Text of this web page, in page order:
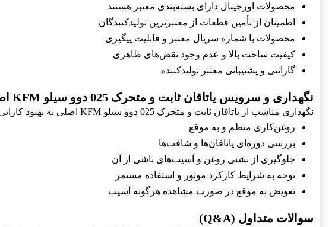
محصولات اورجینال دارای بسته‌بندی معتبر هستند
اطمینان از تأمین قطعات از معتبرترین تولیدکنندگان
محصولات با شماره سریال معتبر و قابلیت پیگیری
کیفیت ساخت بالا و عدم وجود نقص‌های ظاهری
گارانتی و پشتیبانی معتبر تولیدکننده
نگهداری و سرویس یاتاقان ثابت و متحرک 025 دوو سیلو KFM اصلی
نگهداری مناسب از یاتاقان ثابت و متحرک 025 دوو سیلو KFM اصلی به بهبود کارایی و طول عمر آن کمک می‌کند:
روغن‌کاری منظم و به موقع
بررسی دوره‌ای یاتاقان‌ها و شافت‌ها
جلوگیری از نشتی روغن و آسیب‌های ناشی از آن
توجه به شرایط کارکرد موتور و استفاده مستمر
تعویض به موقع در صورت مشاهده هرگونه آسیب
سوالات متداول (Q&A)